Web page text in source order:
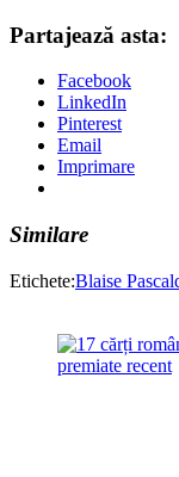
Partajează asta:
Facebook
LinkedIn
Pinterest
Email
Imprimare
Similare
Etichete:Blaise Pascal